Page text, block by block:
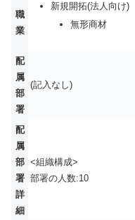
職
業
新規開拓(法人向け)
無形商材
配
属
部
署
(記入なし)
配
属
部
署
詳
細
<組織構成>
部署の人数:10